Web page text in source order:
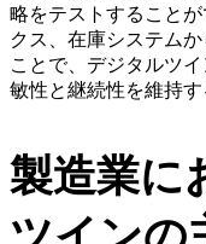
略をテストすること
クス、在庫システム
ことで、デジタルツ
敏性と継続性を維持す
製造業に